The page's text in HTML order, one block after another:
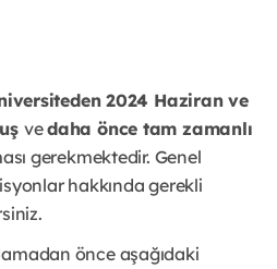
2024 Haziran ve
vedaha önce tam zamanlı
gerekmektedir. Genel
hakkında gerekli
önce aşağıdaki